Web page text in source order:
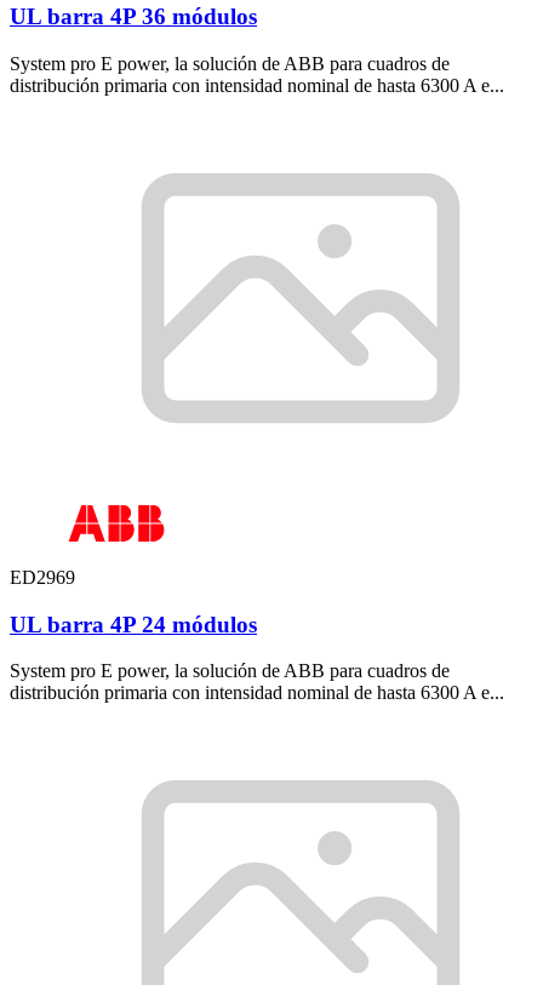
UL barra 4P 36 módulos
System pro E power, la solución de ABB para cuadros de
distribución primaria con intensidad nominal de hasta 6300 A e...
ED2969
UL barra 4P 24 módulos
System pro E power, la solución de ABB para cuadros de
distribución primaria con intensidad nominal de hasta 6300 A e...